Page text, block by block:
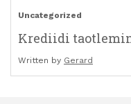
Uncategorized
Krediidi
Written by Gerard